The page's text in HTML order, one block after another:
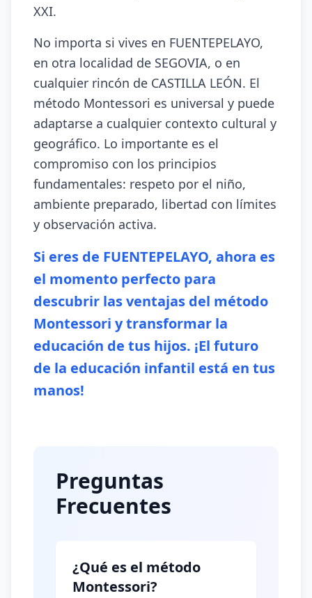
XXI.
No importa si vives en FUENTEPELAYO,
en otra localidad de SEGOVIA, o en
cualquier rincón de CASTILLA LEÓN. El
método Montessori es universal y puede
adaptarse a cualquier contexto cultural y
geográfico. Lo importante es el
compromiso con los principios
fundamentales: respeto por el niño,
ambiente preparado, libertad con límites
y observación activa.
Si eres de FUENTEPELAYO, ahora es
el momento perfecto para
descubrir las ventajas del método
Montessori y transformar la
educación de tus hijos. ¡El futuro
de la educación infantil está en tus
manos!
Preguntas
Frecuentes
¿Qué es el método
Montessori?